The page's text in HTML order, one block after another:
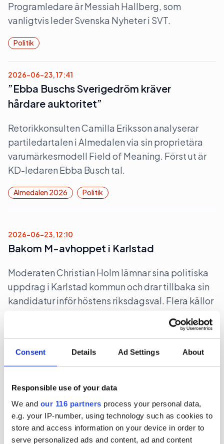
Consent Details Ad Settings About
Responsible use of your data
We and our 116 partners process your personal data,
e.g. your IP-number, using technology such as cookies to
store and access information on your device in order to
serve personalized ads and content, ad and content
Programledare är Messiah Hallberg, som
vanligtvis leder Svenska Nyheter i SVT.
Politik
2026-06-23, 17:41
”Ebba Buschs Sverigedröm kräver
hårdare auktoritet”
Retorikkonsulten Camilla Eriksson analyserar
partiledartalen i Almedalen via sin proprietära
varumärkesmodell Field of Meaning. Först ut är
KD-ledaren Ebba Busch tal.
Almedalen 2026 Politik
2026-06-23, 12:10
Bakom M-avhoppet i Karlstad
Moderaten Christian Holm lämnar sina politiska
uppdrag i Karlstad kommun och drar tillbaka sin
kandidatur inför höstens riksdagsval. Flera källor
Politik
2026-06-22, 12:13
Regeringens nya filmpolitik sågas
Regeringen har knappt presenterat sin
proposition ”Ny politisk inriktning för ett starkare
filmland”, förrän den sågas.